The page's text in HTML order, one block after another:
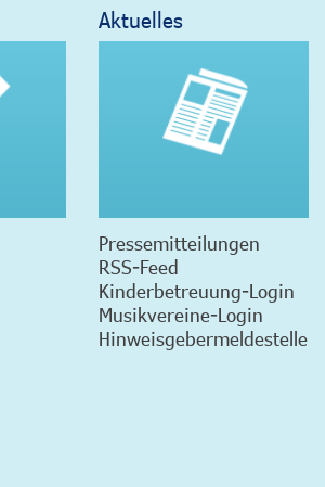
Aktuelles
Pressemitteilungen
RSS-Feed
Kinderbetreuung-Login
Musikvereine-Login
Hinweisgebermeldestelle